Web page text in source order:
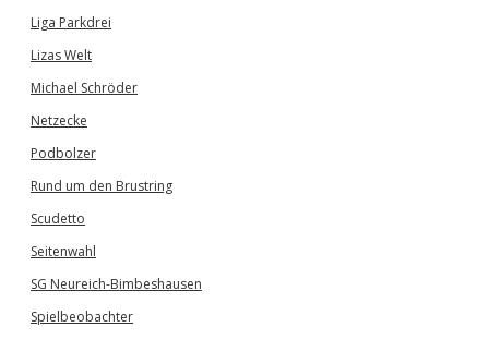
Liga Parkdrei
Lizas Welt
Michael Schröder
Netzecke
Podbolzer
Rund um den Brustring
Scudetto
Seitenwahl
SG Neureich-Bimbeshausen
Spielbeobachter